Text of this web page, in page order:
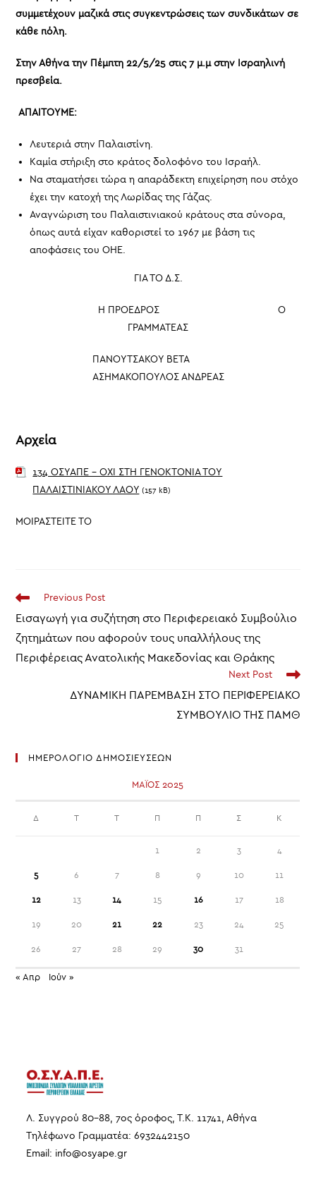
συμμετέχουν μαζικά στις συγκεντρώσεις των συνδικάτων σε
κάθε πόλη.
Στην Αθήνα την Πέμπτη 22/5/25 στις 7 μ.μ στην Ισραηλινή
πρεσβεία.
ΑΠΑΙΤΟΥΜΕ:
Λευτεριά στην Παλαιστίνη.
Καμία στήριξη στο κράτος δολοφόνο του Ισραήλ.
Να σταματήσει τώρα η απαράδεκτη επιχείρηση που στόχο
έχει την κατοχή της Λωρίδας της Γάζας.
Αναγνώριση του Παλαιστινιακού κράτους στα σύνορα,
όπως αυτά είχαν καθοριστεί το 1967 με βάση τις
αποφάσεις του ΟΗΕ.
ΓΙΑ ΤΟ Δ.Σ.
Η ΠΡΟΕΔΡΟΣ Ο
ΓΡΑΜΜΑΤΕΑΣ
ΠΑΝΟΥΤΣΑΚΟΥ ΒΕΤΑ
ΑΣΗΜΑΚΟΠΟΥΛΟΣ ΑΝΔΡΕΑΣ
Αρχεία
134 ΟΣΥΑΠΕ - ΟΧΙ ΣΤΗ ΓΕΝΟΚΤΟΝΙΑ ΤΟΥ
ΠΑΛΑΙΣΤΙΝΙΑΚΟΥ ΛΑΟΥ (157 kB)
ΜΟΙΡΑΣΤΕΙΤΕ ΤΟ
Read
articles
Previous Post
Εισαγωγή για συζήτηση στο Περιφερειακό Συμβούλιο
ζητημάτων που αφορούν τους υπαλλήλους της
Περιφέρειας Ανατολικής Μακεδονίας και Θράκης
Next Post
ΔΥΝΑΜΙΚΗ ΠΑΡΕΜΒΑΣΗ ΣΤΟ ΠΕΡΙΦΕΡΕΙΑΚΟ
ΣΥΜΒΟΥΛΙΟ ΤΗΣ ΠΑΜΘ
ΗΜΕΡΟΛΟΓΙΟ ΔΗΜΟΣΙΕΥΣΕΩΝ
ΜΆΙΟΣ 2025
Δ Τ Τ Π Π Σ Κ
1 2 3 4
5 6 7 8 9 10 11
12 13 14 15 16 17 18
19 20 21 22 23 24 25
26 27 28 29 30 31
« Απρ Ιούν »
Λ. Συγγρού 80-88, 7ος όροφος, Τ.Κ. 11741, Αθήνα
Τηλέφωνο Γραμματέα: 6932442150
Email: info@osyape.gr